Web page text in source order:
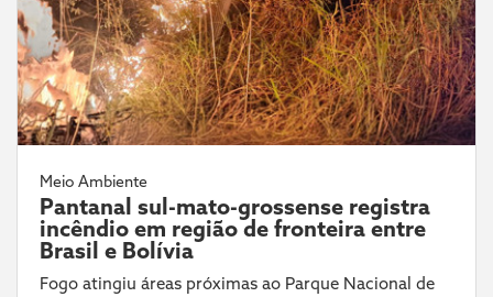
Meio Ambiente
Pantanal sul-mato-grossense registra
incêndio em região de fronteira entre
Brasil e Bolívia
Fogo atingiu áreas próximas ao Parque Nacional de